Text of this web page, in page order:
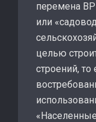
перемена
или
целью
строений,